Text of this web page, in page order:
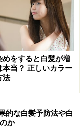
ホント
る白髪。この白髪
あります。これ
めをすると白髪が増
本当？ 正しいカラー
法
的な白髪予防法や白
か